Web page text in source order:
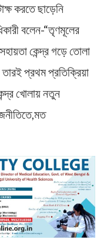
করতে ছাড়েনি
বলেন-“তৃণমূলের
কেন্দ্র গড়ে তোলা
প্রথম প্রতিক্রিয়া
খোলায় নতুন